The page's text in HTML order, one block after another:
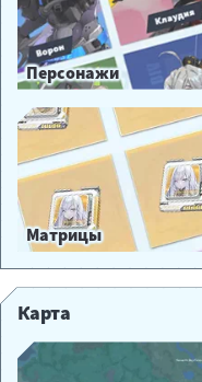
Персонажи
Матрицы
Карта